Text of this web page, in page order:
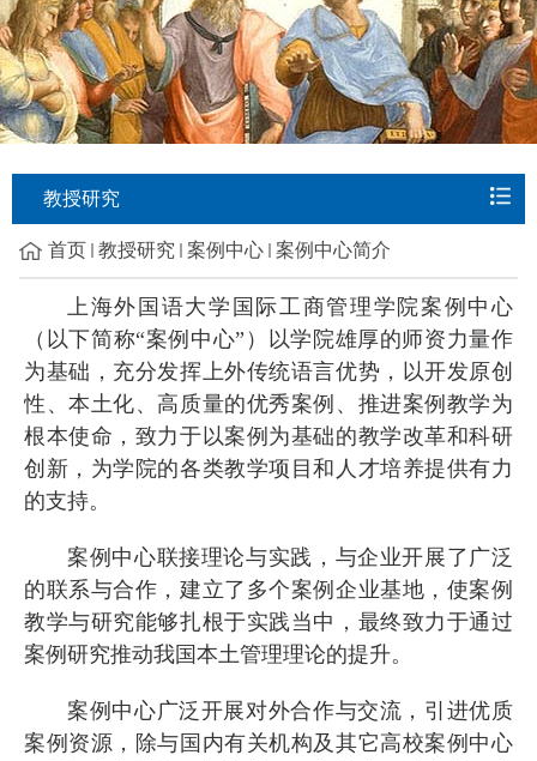
教授研究
首页 教授研究 案例中心 案例中心简介
上海外国语大学国际工商管理学院案例中心
（以下简称“案例中心”）以学院雄厚的师资力量作
为基础，充分发挥上外传统语言优势，以开发原创
性、本土化、高质量的优秀案例、推进案例教学为
根本使命，致力于以案例为基础的教学改革和科研
创新，为学院的各类教学项目和人才培养提供有力
的支持。
案例中心联接理论与实践，与企业开展了广泛
的联系与合作，建立了多个案例企业基地，使案例
教学与研究能够扎根于实践当中，最终致力于通过
案例研究推动我国本土管理理论的提升。
案例中心广泛开展对外合作与交流，引进优质
案例资源，除与国内有关机构及其它高校案例中心